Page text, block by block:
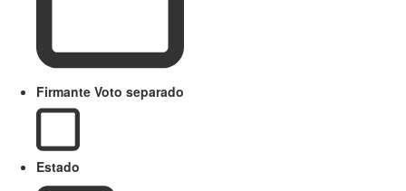
Firmante Voto separado
Estado